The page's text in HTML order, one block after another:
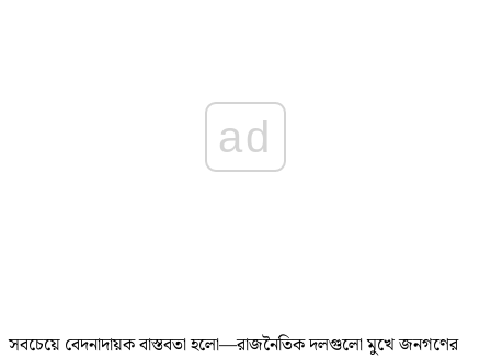
ad
সবচেয়ে বেদনাদায়ক বাস্তবতা হলো—রাজনৈতিক দলগুলো মুখে জনগণের